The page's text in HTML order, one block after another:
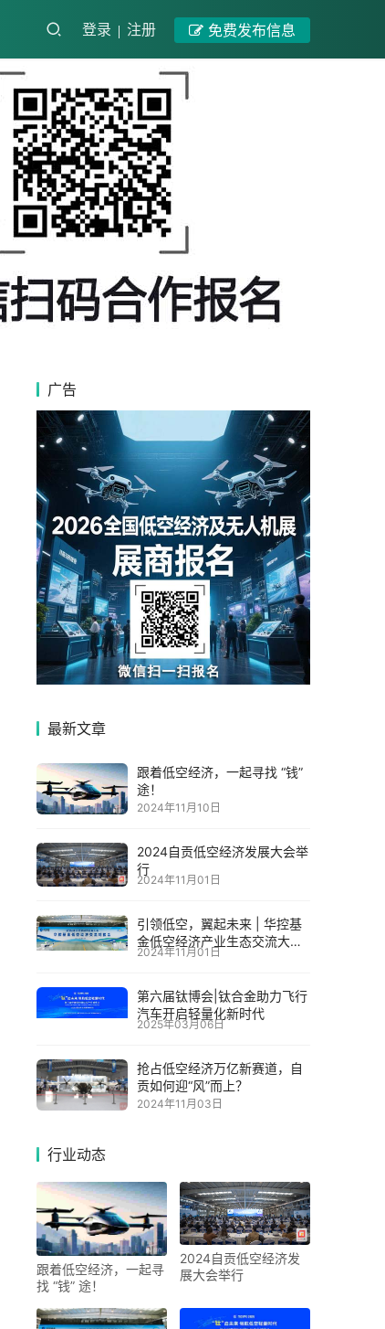
登录 注册 免费发布信息
广告
最新文章
跟着低空经济，一起寻找 “钱”
途！
2024年11月10日
2024自贡低空经济发展大会举
行
2024年11月01日
引领低空，翼起未来 | 华控基
金低空经济产业生态交流大会
召开
2024年11月01日
第六届钛博会|钛合金助力飞行
汽车开启轻量化新时代
2025年03月06日
抢占低空经济万亿新赛道，自
贡如何迎“风”而上？
2024年11月03日
行业动态
跟着低空经济，一起寻
找 “钱” 途！
2024自贡低空经济发
展大会举行